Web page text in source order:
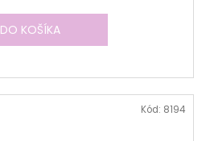
DO KOŠÍKA
Kód: 8194